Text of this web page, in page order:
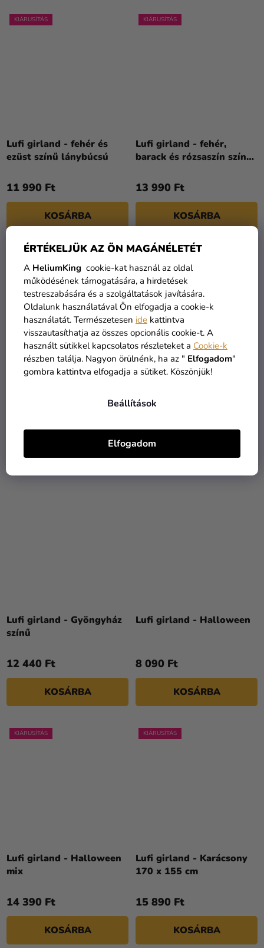
ÉRTÉKELJÜK AZ ÖN MAGÁNÉLETÉT
A HeliumKing cookie-kat használ az oldal
működésének támogatására, a hirdetések
testreszabására és a szolgáltatások javítására.
Oldalunk használatával Ön elfogadja a cookie-k
használatát. Természetesen ide kattintva
visszautasíthatja az összes opcionális cookie-t. A
használt sütikkel kapcsolatos részleteket a Cookie-k
részben találja. Nagyon örülnénk, ha az " Elfogadom"
gombra kattintva elfogadja a sütiket. Köszönjük!
Beállítások
Elfogadom
KIÁRUSÍTÁS
Lufi girland - fehér és
ezüst színű lánybúcsú
11 990 Ft
KOSÁRBA
KIÁRUSÍTÁS
Lufi girland - fehér,
barack és rózsaszín színű
13 990 Ft
KOSÁRBA
10 290 Ft 14 190 Ft
Lufi girland - Gyöngyház
színű
12 440 Ft
KOSÁRBA
Lufi girland - Halloween
8 090 Ft
KOSÁRBA
KIÁRUSÍTÁS
Lufi girland - Halloween
mix
14 390 Ft
KOSÁRBA
KIÁRUSÍTÁS
Lufi girland - Karácsony
170 x 155 cm
15 890 Ft
KOSÁRBA